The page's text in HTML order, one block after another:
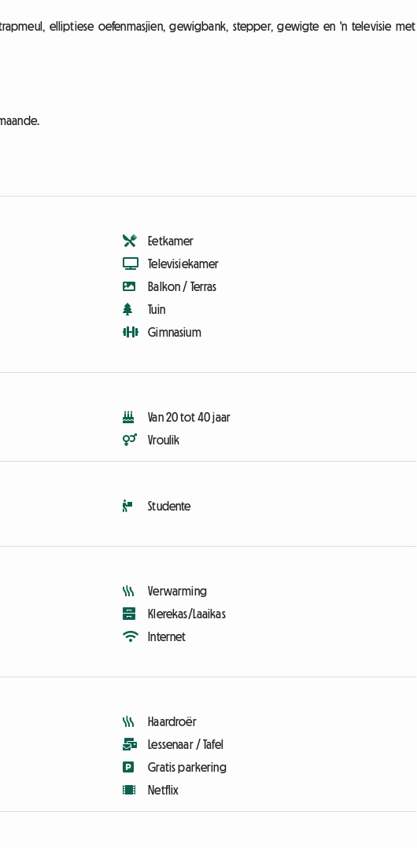
elliptiese oefenmasjien, gewigbank, stepper, gewigte en 'n televisie met
Eetkamer
Televisiekamer
Balkon / Terras
Tuin
Gimnasium
Van 20 tot 40 jaar
Vroulik
Studente
Verwarming
Klerekas/Laaikas
Internet
Haardroër
Lessenaar / Tafel
Gratis parkering
Netflix